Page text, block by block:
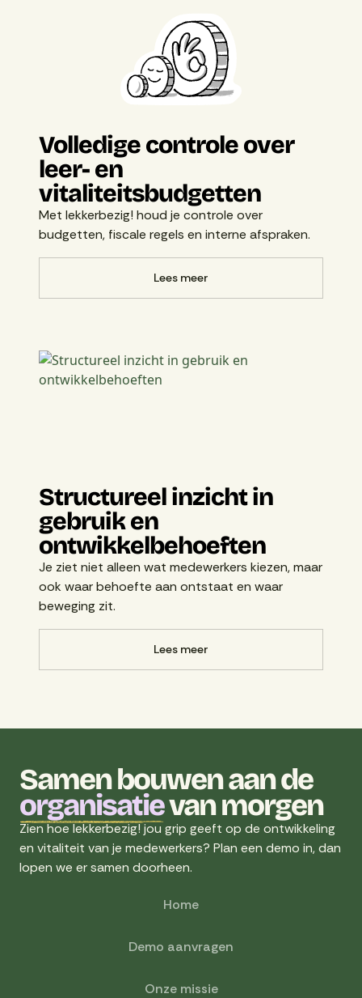
Volledige controle over
leer- en
vitaliteitsbudgetten
Met lekkerbezig! houd je controle over
budgetten, fiscale regels en interne afspraken.
Lees meer
Structureel inzicht in
gebruik en
ontwikkelbehoeften
Je ziet niet alleen wat medewerkers kiezen, maar
ook waar behoefte aan ontstaat en waar
beweging zit.
Lees meer
Samen bouwen aan de
organisatievan morgen
Zien hoe lekkerbezig! jou grip geeft op de ontwikkeling
en vitaliteit van je medewerkers? Plan een demo in, dan
lopen we er samen doorheen.
Home
Demo aanvragen
Onze missie